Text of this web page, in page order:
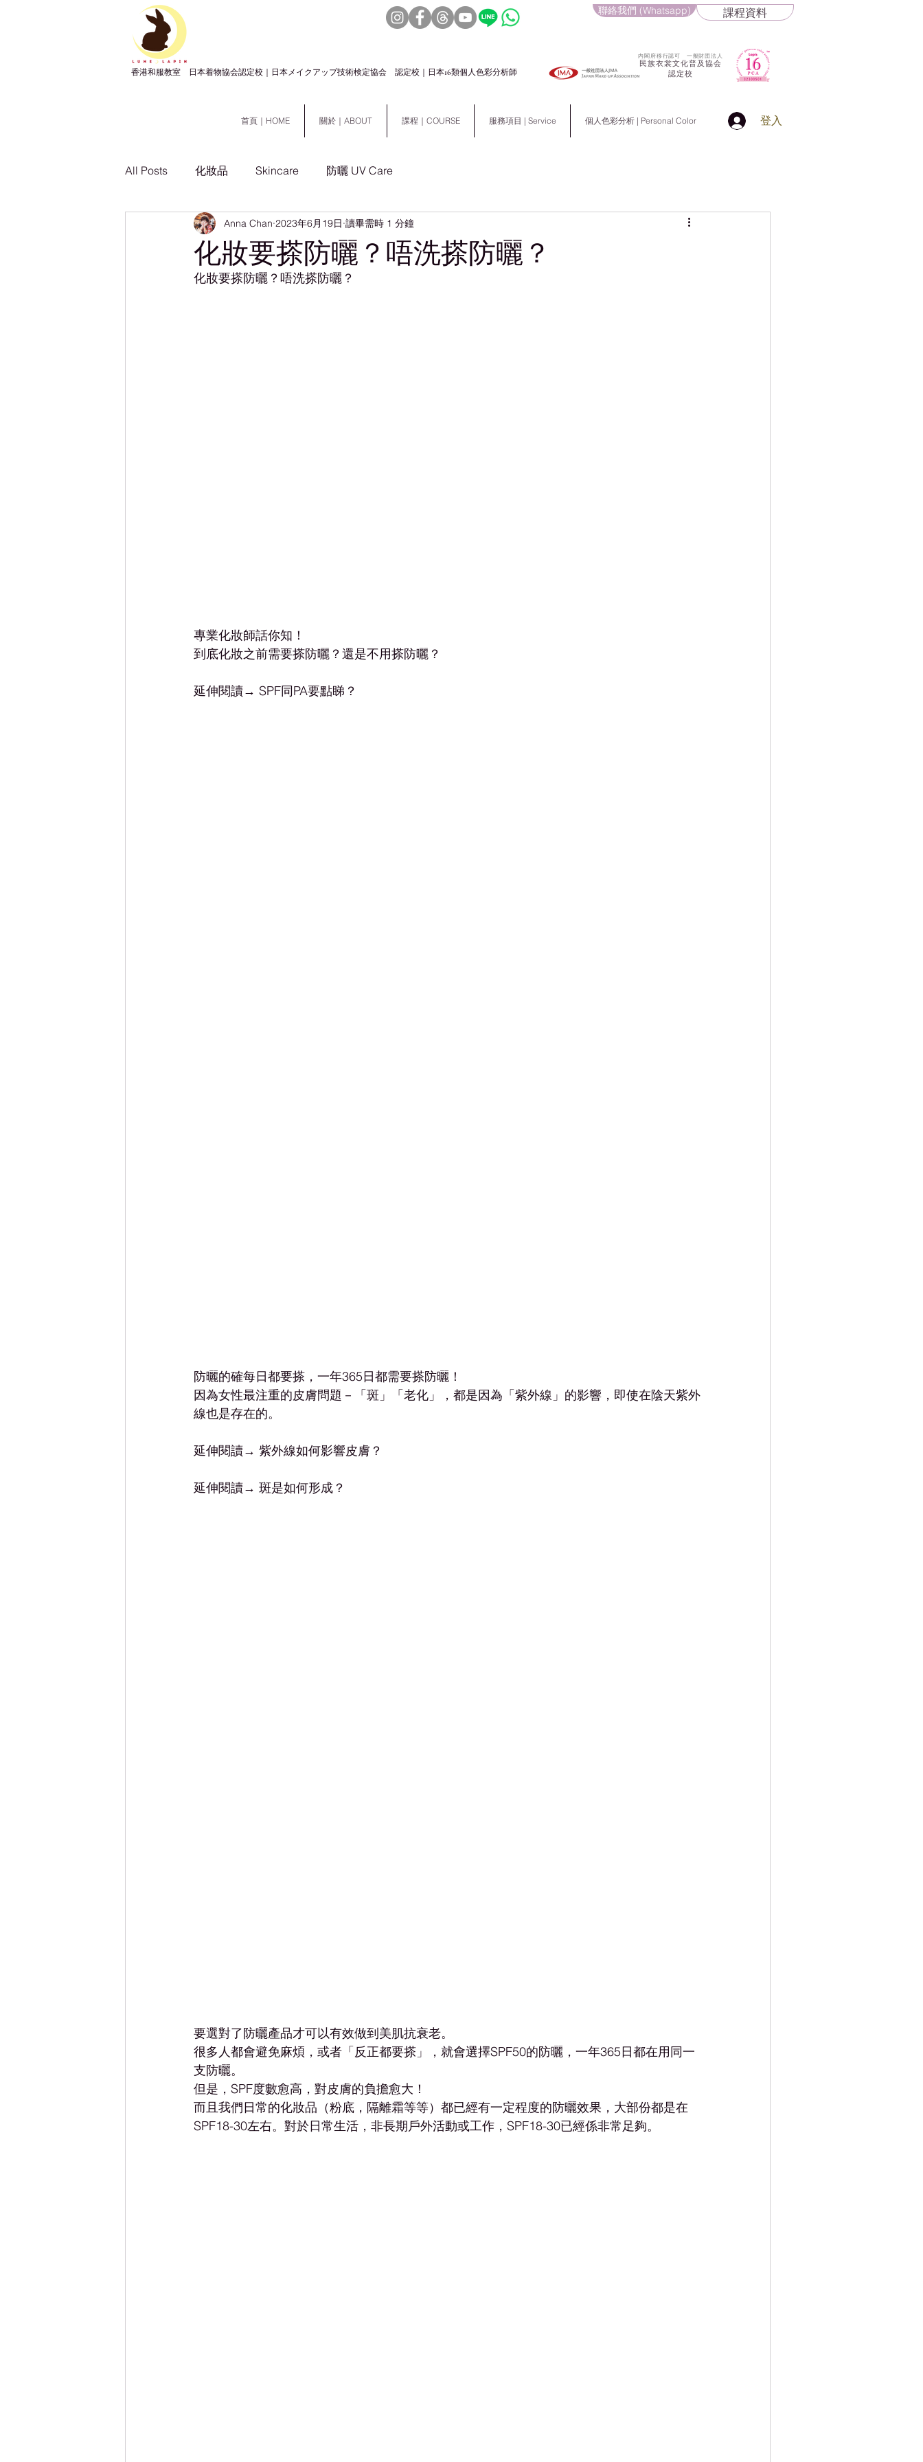
聯絡我們 (Whatsapp) 課程資料
民族衣裳文化普及協会
認定校
​内閣府移行認可 一般財団法人
​香港和服教室 日本着物協会認定校｜日本メイクアップ技術検定協会 認定校｜日本16類個人色彩分析師
首頁｜HOME 關於｜ABOUT 課程｜COURSE 服務項目 | Service 個人色彩分析 | Personal Color 登入
All Posts 化妝品 Skincare 防曬 UV Care
化妝要搽防曬？唔洗搽防曬？
Anna Chan 2023年6月19日 讀畢需時 1 分鐘
化妝要搽防曬？唔洗搽防曬？
專業化妝師話你知！
到底化妝之前需要搽防曬？還是不用搽防曬？
延伸閱讀→ SPF同PA要點睇？
防曬的確每日都要搽，一年365日都需要搽防曬！
因為女性最注重的皮膚問題－「斑」「老化」，都是因為「紫外線」的影響，即使在陰天紫外
線也是存在的。
延伸閱讀→ 紫外線如何影響皮膚？
延伸閱讀→ 斑是如何形成？
要選對了防曬產品才可以有效做到美肌抗衰老。
很多人都會避免麻煩，或者「反正都要搽」，就會選擇SPF50的防曬，一年365日都在用同一
支防曬。
但是，SPF度數愈高，對皮膚的負擔愈大！
而且我們日常的化妝品（粉底，隔離霜等等）都已經有一定程度的防曬效果，大部份都是在
SPF18-30左右。對於日常生活，非長期戶外活動或工作，SPF18-30已經係非常足夠。